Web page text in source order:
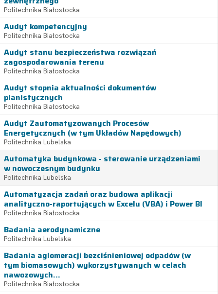
Politechnika Białostocka
Audyt kompetencyjny
Politechnika Białostocka
Audyt stanu bezpieczeństwa rozwiązań
zagospodarowania terenu
Politechnika Białostocka
Audyt stopnia aktualności dokumentów
planistycznych
Politechnika Białostocka
Audyt Zautomatyzowanych Procesów
Energetycznych (w tym Układów Napędowych)
Politechnika Lubelska
Automatyka budynkowa - sterowanie urządzeniami
w nowoczesnym budynku
Politechnika Lubelska
Automatyzacja zadań oraz budowa aplikacji
analityczno-raportujących w Excelu (VBA) i Power BI
Politechnika Białostocka
Badania aerodynamiczne
Politechnika Lubelska
Badania aglomeracji bezciśnieniowej odpadów (w
tym biomasowych) wykorzystywanych w celach
nawozowych...
Politechnika Białostocka